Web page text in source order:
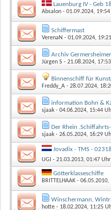
Lauenburg IV - Geb
Absalon - 01.09.2024,
Schiffermast
VerenaN - 01.09.2024,
Archiv
Jürgen S - 21.08.2024,
Binnenschiff für
Freddy_A - 28.07.2024,
information Bohn &
sjaak - 04.06.2024, 15:44
Der Rhein
sjaak - 26.05.2024, 16:29
Jovadix - TMS -
UGI - 21.03.2013, 01:47 Uhr
Götterklasseschiffe
BRITTELHAAK - 06.05.2010,
Winschermann,
hotte - 18.02.2024, 11:25